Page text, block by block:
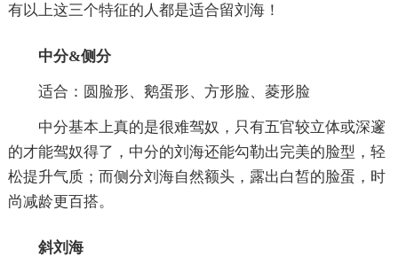
有以上这三个特征的人都是适合留刘海！
中分&侧分
适合：圆脸形、鹅蛋形、方形脸、菱形脸
中分基本上真的是很难驾奴，只有五官较立体或深邃
的才能驾奴得了，中分的刘海还能勾勒出完美的脸型，轻
松提升气质；而侧分刘海自然额头，露出白皙的脸蛋，时
尚减龄更百搭。
斜刘海